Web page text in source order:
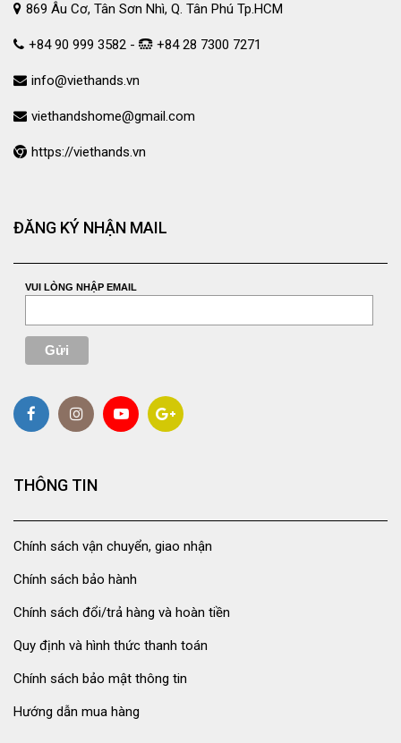
869 Âu Cơ, Tân Sơn Nhì, Q. Tân Phú Tp.HCM
+84 90 999 3582 - +84 28 7300 7271
info@viethands.vn
viethandshome@gmail.com
https://viethands.vn
ĐĂNG KÝ NHẬN MAIL
VUI LÒNG NHẬP EMAIL
THÔNG TIN
Chính sách vận chuyển, giao nhận
Chính sách bảo hành
Chính sách đổi/trả hàng và hoàn tiền
Quy định và hình thức thanh toán
Chính sách bảo mật thông tin
Hướng dẫn mua hàng